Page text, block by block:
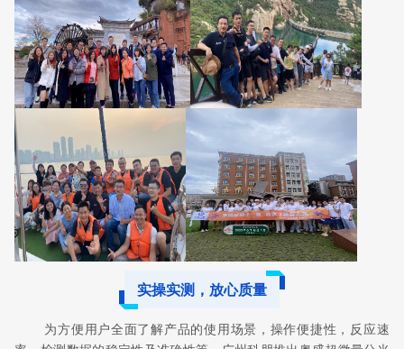
实操实测，放心质量
为方便用户全面了解产品的使用场景，操作便捷性，反应速